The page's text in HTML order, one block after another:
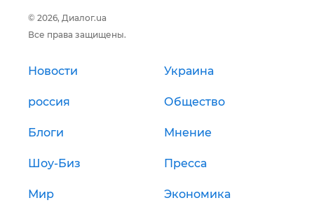
© 2026, Диалог.ua
Все права защищены.
Новости Украина
россия Общество
Блоги Мнение
Шоу-Биз Пресса
Мир Экономика